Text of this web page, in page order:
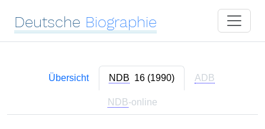
Deutsche Biographie
Übersicht NDB 16 (1990) ADB
NDB-online